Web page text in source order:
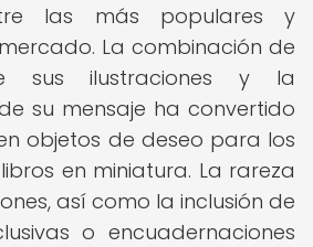
las más populares y
La combinación de
sus ilustraciones y la
su mensaje ha convertido
objetos de deseo para los
en miniatura. La rareza
así como la inclusión de
o encuadernaciones